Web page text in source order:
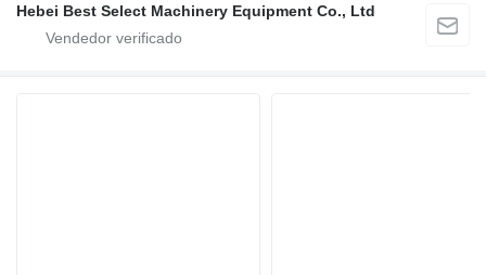
Hebei Best Select Machinery Equipment Co., Ltd